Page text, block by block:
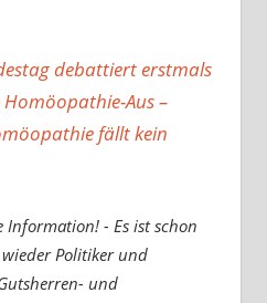
debattiert erstmals
Aus –
fällt kein
Information! - Es ist schon
Politiker und
und